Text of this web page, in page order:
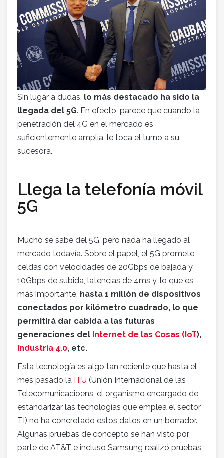
Sin lugar a dudas, lo más destacado ha sido la
llegada del 5G. En efecto, parece que cuando la
penetración del 4G en el mercado es
suficientemente amplia, le toca el turno a su
sucesora.
Llega la telefonía móvil
5G
Mucho se sabe del 5G, pero nada ha llegado al
mercado todavía. Sobre el papel, el 5G promete
celdas con velocidades de 20Gbps de bajada y
10Gbps de subida, latencias de 4ms y, lo que es
más importante, hasta 1 millón de dispositivos
conectados por kilómetro cuadrado, lo que
permitirá dar cabida a las futuras
generaciones del Internet de las Cosas (IoT),
Industria 4.0, etc.
Esta tecnología es algo tan reciente que hasta el
mes pasado la ITU (Unión Internacional de las
Telecomunicacioens, el organismo encargado de
estandarizar las tecnologías que emplea el sector
TI) no ha concretado estos datos en un borrador.
Algunas pruebas de concepto se han visto por
parte de AT&T e incluso Samsung realizó pruebas